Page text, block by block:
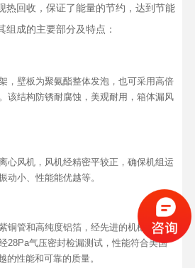
热回收，保证了能量的节约，达到节能
组成的主要部分及特点：
，壁板为聚氨酯整体发泡，也可采用高倍
该结构防锈耐腐蚀，美观耐用，箱体漏风
心风机，风机经精密平较正，确保机组运
动小、性能能优越等。
铜管和高纯度铝箔，经先进的机械或液压
28Pa气压密封检漏测试，性能符合美国
的性能和可靠的质量。